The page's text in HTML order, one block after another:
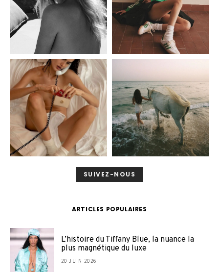
SUIVEZ-NOUS
ARTICLES POPULAIRES
L’histoire du Tiffany Blue, la nuance la
plus magnétique du luxe
20 JUIN 2026